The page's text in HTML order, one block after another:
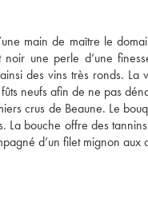
main de maître le
une perle d’une
des vins très ronds.
neufs afin de ne pas
crus de Beaune. Le
La bouche offre des
d’un filet mignon aux